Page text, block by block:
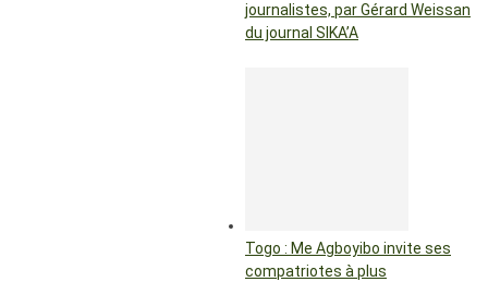
journalistes, par Gérard Weissan
du journal SIKA’A
Togo : Me Agboyibo invite ses
compatriotes à plus